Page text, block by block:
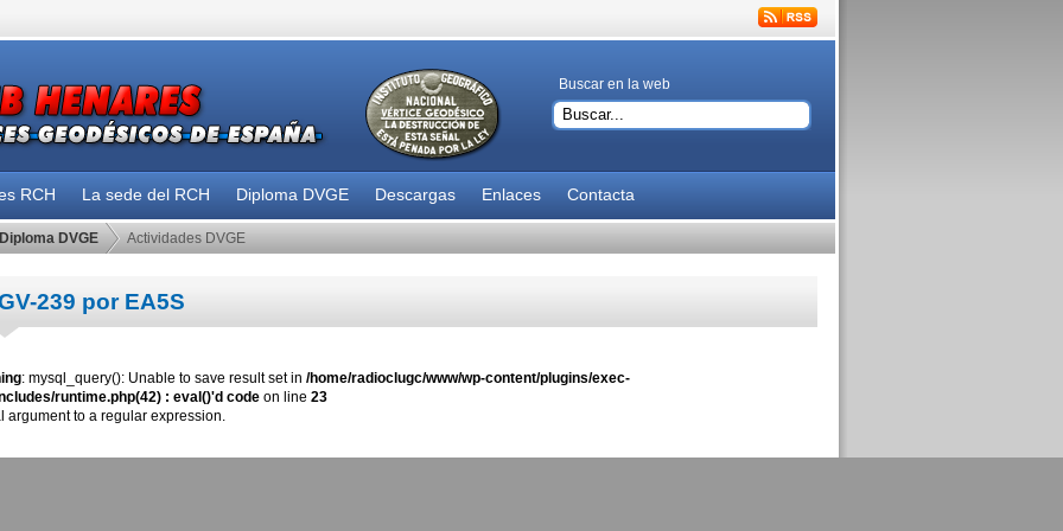
Buscar en la web
RCH La sede del RCH Diploma DVGE Descargas Enlaces Contacta
DVGE Actividades DVGE
239 por EA5S
: mysql_query(): Unable to save result set in /home/radioclugc/www/wp-content/plugins/exec-
runtime.php(42) : eval()'d codeon line 23
argument to a regular expression.